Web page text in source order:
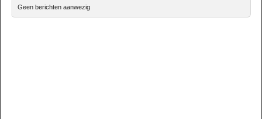
Geen berichten aanwezig